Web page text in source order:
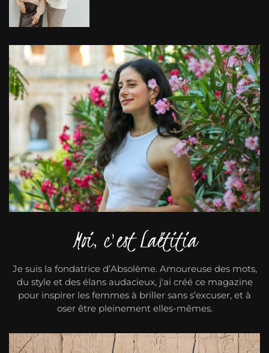
Moi, c'est Laëtitia
Je suis la fondatrice d’Absolème. Amoureuse des mots,
du style et des élans audacieux, j'ai créé ce magazine
pour inspirer les femmes à briller sans s’excuser, et à
oser être pleinement elles-mêmes.